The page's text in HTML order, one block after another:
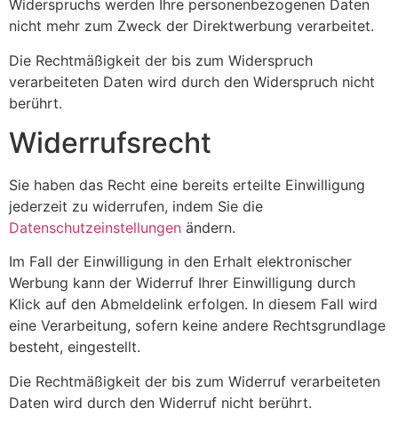
Widerspruchs werden Ihre personenbezogenen Daten
nicht mehr zum Zweck der Direktwerbung verarbeitet.
Die Rechtmäßigkeit der bis zum Widerspruch
verarbeiteten Daten wird durch den Widerspruch nicht
berührt.
Widerrufsrecht
Sie haben das Recht eine bereits erteilte Einwilligung
jederzeit zu widerrufen, indem Sie die
Datenschutzeinstellungen ändern.
Im Fall der Einwilligung in den Erhalt elektronischer
Werbung kann der Widerruf Ihrer Einwilligung durch
Klick auf den Abmeldelink erfolgen. In diesem Fall wird
eine Verarbeitung, sofern keine andere Rechtsgrundlage
besteht, eingestellt.
Die Rechtmäßigkeit der bis zum Widerruf verarbeiteten
Daten wird durch den Widerruf nicht berührt.